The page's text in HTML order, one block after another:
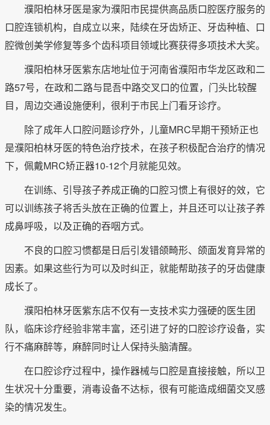
濮阳柏林牙医是家为濮阳市民提供高品质口腔医疗服务的
口腔连锁机构，自成立以来，陆续在牙齿矫正、牙齿种植、口
腔微创美学修复等多个齿科项目领域比赛获得多项技术大奖。
濮阳柏林牙医紫东店地址位于河南省濮阳市华龙区政和二
路57号，在政和二路与昆吾中路交叉口的位置，门头比较醒
目，周边交通设施便利，很利于市民上门看牙诊疗。
除了成年人口腔问题诊疗外，儿童MRC早期干预矫正也
是濮阳柏林牙医的特色治疗技术，在孩子积极配合治疗的情况
下，佩戴MRC矫正器10-12个月就能见效。
在训练、引导孩子养成正确的口腔习惯上有很好的效，它
可以训练孩子将舌头放在正确的位置上，并且还可以让孩子养
成鼻呼吸，以及正确的吞咽方式。
不良的口腔习惯都是日后引发错颌畸形、颌面发育异常的
因素。如果这些行为可以及时纠正，就能帮助孩子的牙齿健康
成长了。
濮阳柏林牙医紫东店不仅有一支技术实力强硬的医生团
队，临床诊疗经验非常丰富，还引进了好的口腔诊疗设备，实
行不痛麻醉等，麻醉同时让人保持头脑清醒。
在口腔诊疗过程中，操作器械与口腔是直接接触，所以卫
生状况十分重要，消毒设备不达标，很有可能造成细菌交叉感
染的情况发生。